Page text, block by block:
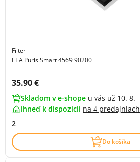
Filter
ETA Puris Smart 4569 90200
Cena s DPH:
35.90 €
Skladom v e-shope u vás už 10. 8.
ihneď k dispozícii na 4 predajniach
2
Do košíka